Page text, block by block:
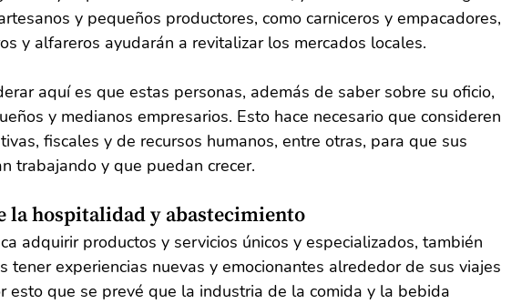
y pequeños productores, como carniceros y empacadores,
y alfareros ayudarán a revitalizar los mercados locales.
aquí es que estas personas, además de saber sobre su oficio,
y medianos empresarios. Esto hace necesario que consideren
fiscales y de recursos humanos, entre otras, para que sus
trabajando y que puedan crecer.
la hospitalidad y abastecimiento
adquirir productos y servicios únicos y especializados, también
tener experiencias nuevas y emocionantes alrededor de sus viajes
esto que se prevé que la industria de la comida y la bebida